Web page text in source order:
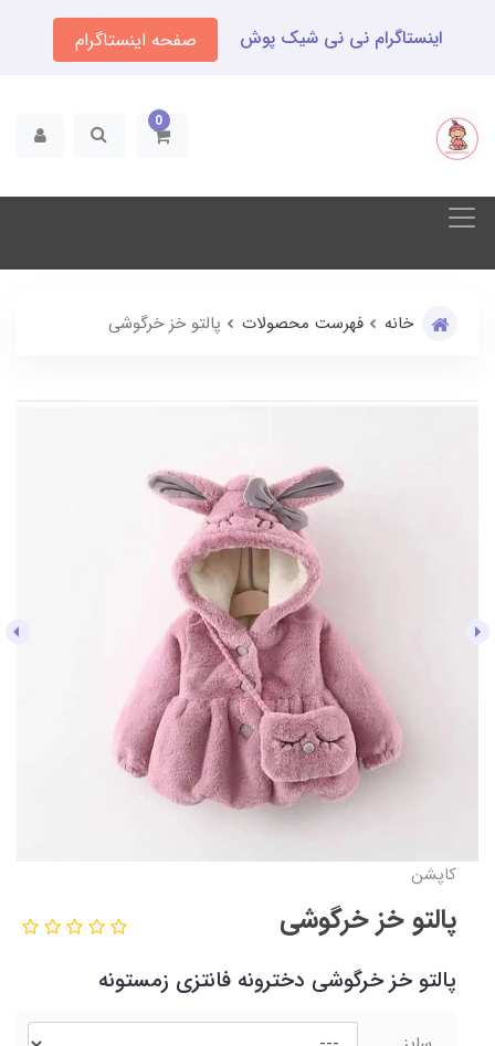
اینستاگرام نی نی شیک پوش صفحه اینستاگرام
0
خانه فهرست محصولات پالتو خز خرگوشی
کاپشن
پالتو خز خرگوشی
پالتو خز خرگوشی دخترونه فانتزی زمستونه